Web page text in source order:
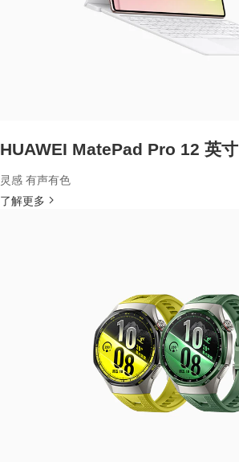
HUAWEI MatePad Pro 12 英寸
灵感 有声有色
了解更多